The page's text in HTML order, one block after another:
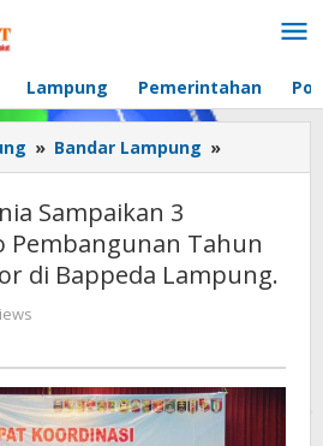
Lampung Pemerintahan
» Bandar Lampung »
Chusnunia
Indikator
Makro
dalam
Rakor
di
Sampaikan 3
Pembangunan Tahun
di Bappeda Lampung.